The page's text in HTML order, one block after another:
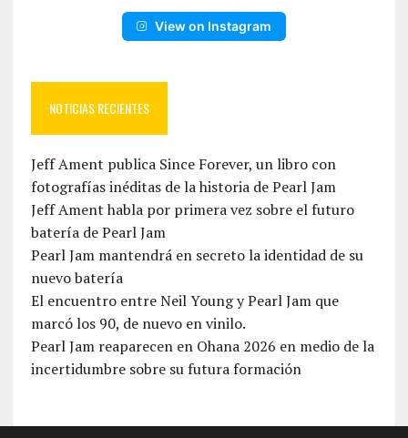
View on Instagram
NOTICIAS RECIENTES
Jeff Ament publica Since Forever, un libro con
fotografías inéditas de la historia de Pearl Jam
Jeff Ament habla por primera vez sobre el futuro
batería de Pearl Jam
Pearl Jam mantendrá en secreto la identidad de su
nuevo batería
El encuentro entre Neil Young y Pearl Jam que
marcó los 90, de nuevo en vinilo.
Pearl Jam reaparecen en Ohana 2026 en medio de la
incertidumbre sobre su futura formación